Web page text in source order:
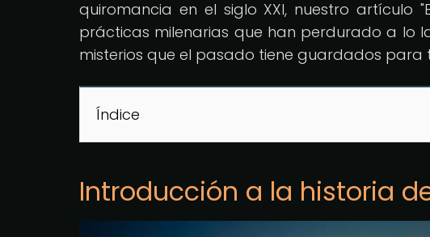
quiromancia en el siglo XXI, nuestro artículo
prácticas milenarias que han perdurado a lo
misterios que el pasado tiene guardados para
Índice
Introducción a la historia